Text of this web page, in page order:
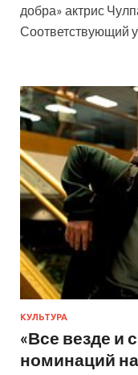
добра» актрис
Соответствующий
КУЛЬТУРА
«Все везде и
номинаций